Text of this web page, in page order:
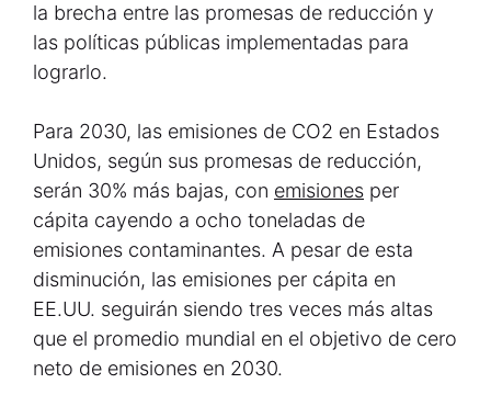
la brecha entre las promesas de reducción y
las políticas públicas implementadas para
lograrlo.
Para 2030, las emisiones de CO2 en Estados
Unidos, según sus promesas de reducción,
serán 30% más bajas, con emisiones per
cápita cayendo a ocho toneladas de
emisiones contaminantes. A pesar de esta
disminución, las emisiones per cápita en
EE.UU. seguirán siendo tres veces más altas
que el promedio mundial en el objetivo de cero
neto de emisiones en 2030.